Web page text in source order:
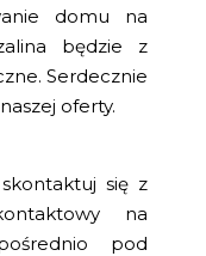
domu na
będzie z
Serdecznie
oferty.
się z
na
pod